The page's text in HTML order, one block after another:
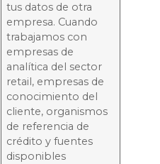
tus datos de otra
empresa. Cuando
trabajamos con
empresas de
analítica del sector
retail, empresas de
conocimiento del
cliente, organismos
de referencia de
crédito y fuentes
disponibles